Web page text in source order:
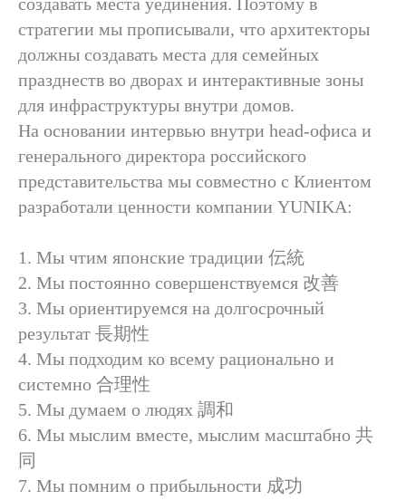
стратегии мы прописывали, что архитекторы
должны создавать места для семейных
празднеств во дворах и интерактивные зоны
для инфраструктуры внутри домов.
На основании интервью внутри head-офиса и
генерального директора российского
представительства мы совместно с Клиентом
разработали ценности компании YUNIKA:
1. Мы чтим японские традиции 伝統
2. Мы постоянно совершенствуемся 改善
3. Мы ориентируемся на долгосрочный
результат 長期性
4. Мы подходим ко всему рационально и
системно 合理性
5. Мы думаем о людях 調和
6. Мы мыслим вместе, мыслим масштабно 共
同
7. Мы помним о прибыльности 成功